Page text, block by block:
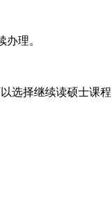
理。
选择继续读硕士课程